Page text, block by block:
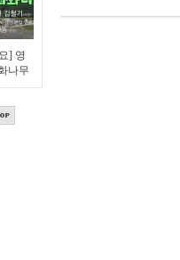
] 영
나무